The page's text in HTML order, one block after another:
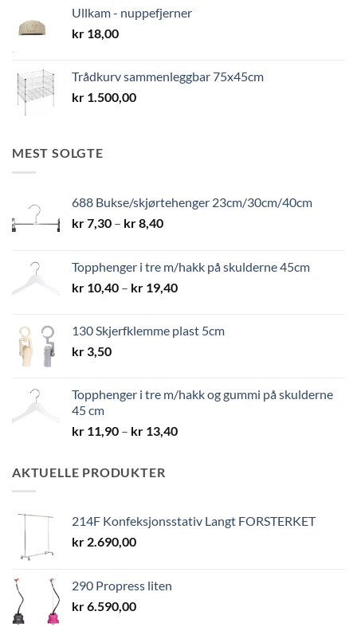
Ullkam - nuppefjerner
kr 18,00
Trådkurv sammenleggbar 75x45cm
kr 1.500,00
MEST SOLGTE
688 Bukse/skjørtehenger 23cm/30cm/40cm
kr7,30 – kr8,40Prisområde:
kr 8,40
Topphenger i tre m/hakk på skulderne 45cm
kr 10,40 – kr 19,40Prisområde:
kr 19,40
130 Skjerfklemme plast 5cm
kr 3,50
Topphenger i tre m/hakk og gummi på skulderne
45 cm
kr 11,90 – kr 13,40Prisområde:
AKTUELLE PRODUKTER
214F Konfeksjonsstativ Langt FORSTERKET
kr 2.690,00
290 Propress liten
kr6.590,00